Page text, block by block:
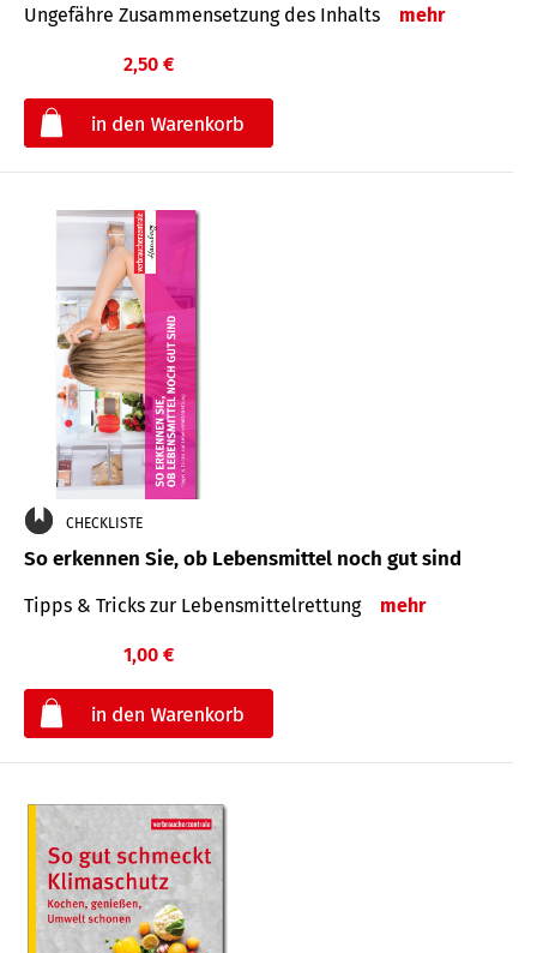
Ungefähre Zusammensetzung des Inhalts mehr
2,50 €
CHECKLISTE
So erkennen Sie, ob Lebensmittel noch gut sind
Tipps & Tricks zur Lebensmittelrettung mehr
1,00 €